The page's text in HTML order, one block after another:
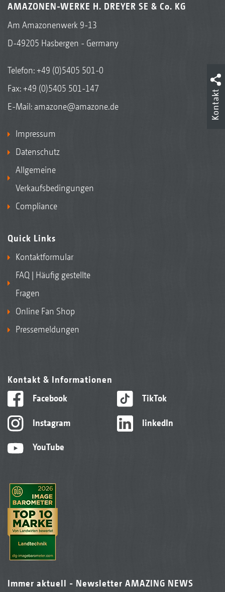
AMAZONEN-WERKE H. DREYER SE & Co. KG
Am Amazonenwerk 9-13
D-49205 Hasbergen - Germany
Telefon:+49 (0)5405 501-0
Fax: +49 (0)5405 501-147
E-Mail: amazone@amazone.de
Impressum
Datenschutz
Allgemeine
Verkaufsbedingungen
Compliance
Quick Links
Kontaktformular
FAQ | Häufig gestellte
Fragen
Online Fan Shop
Pressemeldungen
Kontakt & Informationen
Facebook
Instagram
YouTube
TikTok
linkedIn
Immer aktuell - Newsletter AMAZING NEWS
Kontakt